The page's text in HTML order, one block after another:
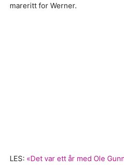
mareritt for Werner.
LES: «Det var ett år med Ole